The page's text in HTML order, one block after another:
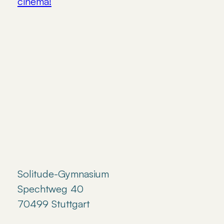
Solitude-Gymnasium
Spechtweg 40
70499 Stuttgart